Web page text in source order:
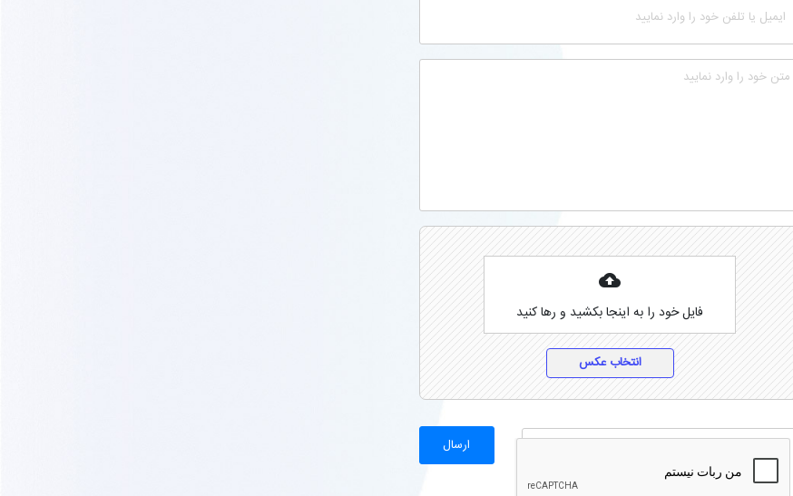
فایل خود را به اینجا بکشید و رها کنید
انتخاب عکس
ارسال